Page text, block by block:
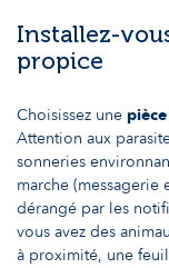
Installez-
propice
Choisissez une
Attention aux
sonneries
marche (messagerie
dérangé par les
vous avez des
à proximité, une